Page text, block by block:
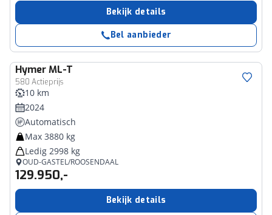
Bekijk details
Bel aanbieder
HymerML-T
580 Actieprijs
10 km
2024
Automatisch
Max 3880 kg
Ledig 2998 kg
OUD-GASTEL/ROOSENDAAL
129.950,-
Bekijk details